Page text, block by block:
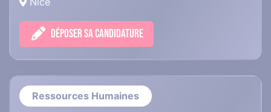
DÉPOSER SA CANDIDATURE
Ressources Humaines